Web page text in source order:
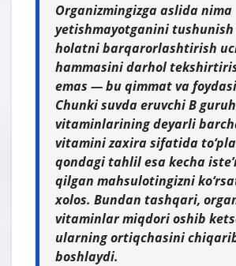
Organizmingizga aslida nima
yetishmayotganini tushunish
holatni barqarorlashtirish
hammasini darhol
emas — bu qimmat va
Chunki suvda eruvchi B
vitaminlarining deyarli
vitamini zaxira sifatida
qondagi tahlil esa kecha
qilgan mahsulotingizni
xolos. Bundan tashqari,
vitaminlar miqdori oshib
ularning ortiqchasini
boshlaydi.